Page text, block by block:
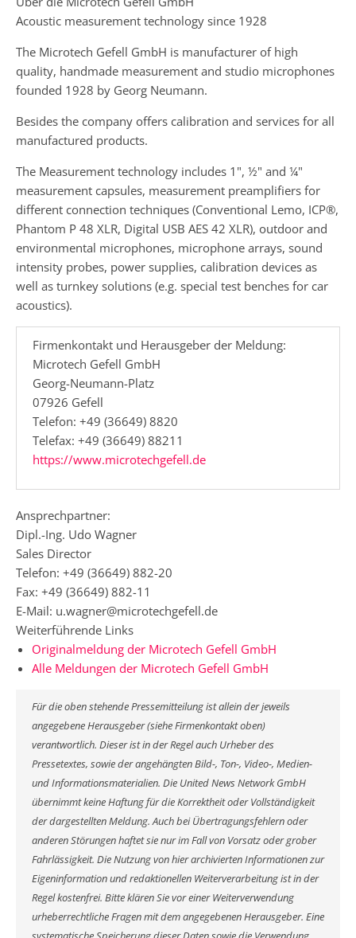
Acoustic measurement technology since 1928
The Microtech Gefell GmbH is manufacturer of high
quality, handmade measurement and studio microphones
founded 1928 by Georg Neumann.
Besides the company offers calibration and services for all
manufactured products.
The Measurement technology includes 1", ½" and ¼"
measurement capsules, measurement preamplifiers for
different connection techniques (Conventional Lemo, ICP®,
Phantom P 48 XLR, Digital USB AES 42 XLR), outdoor and
environmental microphones, microphone arrays, sound
intensity probes, power supplies, calibration devices as
well as turnkey solutions (e.g. special test benches for car
acoustics).
Firmenkontakt und Herausgeber der Meldung:
Microtech Gefell GmbH
Georg-Neumann-Platz
07926 Gefell
Telefon: +49 (36649) 8820
Telefax: +49 (36649) 88211
https://www.microtechgefell.de
Ansprechpartner:
Dipl.-Ing. Udo Wagner
Sales Director
Telefon: +49 (36649) 882-20
Fax: +49 (36649) 882-11
E-Mail: u.wagner@microtechgefell.de
Weiterführende Links
Originalmeldung der Microtech Gefell GmbH
Alle Meldungen der Microtech Gefell GmbH
Für die oben stehende Pressemitteilung ist allein der jeweils
angegebene Herausgeber (siehe Firmenkontakt oben)
verantwortlich. Dieser ist in der Regel auch Urheber des
Pressetextes, sowie der angehängten Bild-, Ton-, Video-, Medien-
und Informationsmaterialien. Die United News Network GmbH
übernimmt keine Haftung für die Korrektheit oder Vollständigkeit
der dargestellten Meldung. Auch bei Übertragungsfehlern oder
anderen Störungen haftet sie nur im Fall von Vorsatz oder grober
Fahrlässigkeit. Die Nutzung von hier archivierten Informationen zur
Eigeninformation und redaktionellen Weiterverarbeitung ist in der
Regel kostenfrei. Bitte klären Sie vor einer Weiterverwendung
urheberrechtliche Fragen mit dem angegebenen Herausgeber. Eine